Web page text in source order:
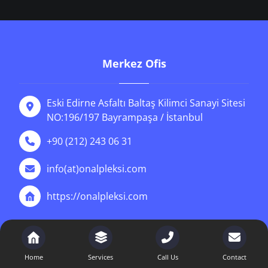
Merkez Ofis
Eski Edirne Asfaltı Baltaş Kilimci Sanayi Sitesi
NO:196/197 Bayrampaşa / İstanbul
+90 (212) 243 06 31
info(at)onalpleksi.com
https://onalpleksi.com
Home Services Call Us Contact